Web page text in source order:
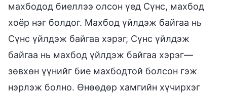
махбодод биеллээ олсон үед Сүнс, махбод
хоёр нэг болдог. Махбод үйлдэж байгаа нь
Сүнс үйлдэж байгаа хэрэг, Сүнс үйлдэж
байгаа нь махбод үйлдэж байгаа хэрэг—
зөвхөн үүнийг бие махбодтой болсон гэж
нэрлэж болно. Өнөөдөр хамгийн хүчирхэг